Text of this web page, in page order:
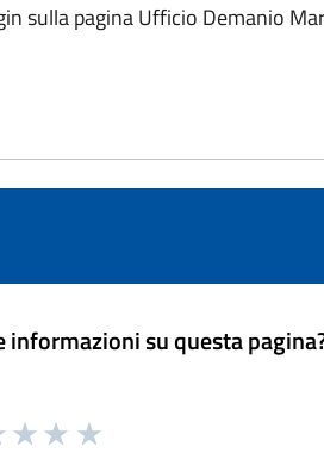
sulla pagina Ufficio Demanio
informazioni su questa